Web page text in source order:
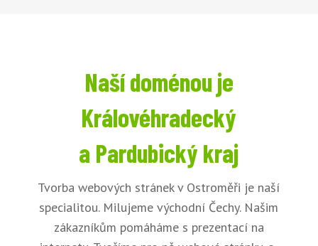
Naší doménou je
Královéhradecký
a Pardubický kraj
Tvorba webových stránek v Ostroměři je naší
specialitou. Milujeme východní Čechy. Našim
zákazníkům pomáháme s prezentací na